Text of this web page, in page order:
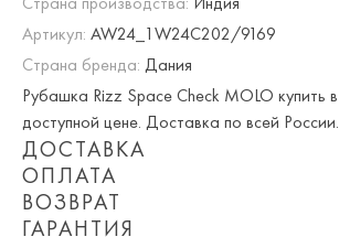
Артикул: AW24_1W24C202/9169
Страна бренда: Дания
Рубашка Rizz Space Check MOLO купить
доступной цене. Доставка по всей России.
ДОСТАВКА
Опция частичная доставка и примерка
Москвы и МО.
ОПЛАТА
При оплате онлайн вы получаете 10%
ВОЗВРАТ
ГАРАНТИЯ